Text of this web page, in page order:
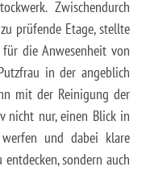
Zwischendurch
prüfende Etage, stellte
die Anwesenheit von
in der angeblich
mit der Reinigung der
nicht nur, einen Blick in
und dabei klare
sondern auch